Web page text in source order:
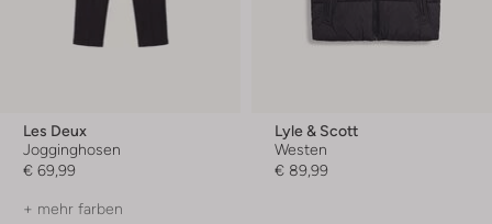
Les Deux
Jogginghosen
€ 69,99
+ mehr farben
Lyle & Scott
Westen
€ 89,99